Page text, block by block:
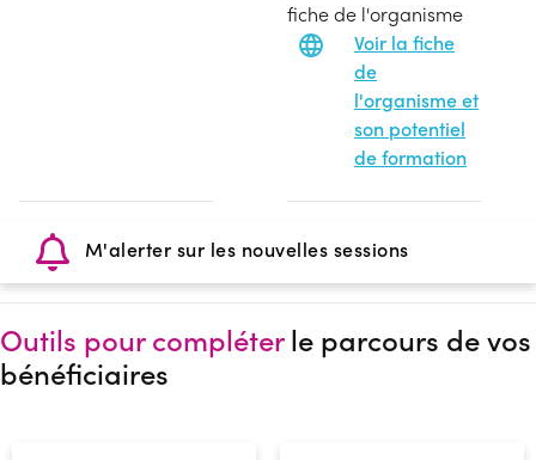
fiche de l'organisme
Voir la fiche
de
l'organisme et
son potentiel
de formation
M'alerter sur les nouvelles sessions
Outils pour compléterle parcours de vos
bénéficiaires